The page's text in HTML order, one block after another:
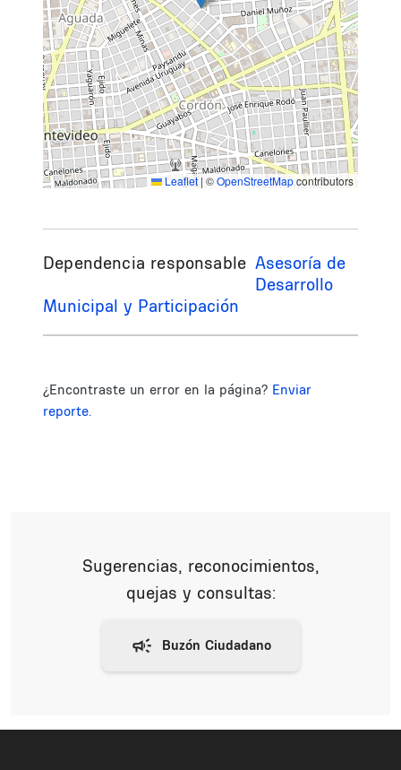
Leaflet | ©OpenStreetMapcontributors
Dependencia responsable Asesoría de
Desarrollo
Municipal y Participación
¿Encontraste un error en la página? Enviar
reporte.
Sugerencias, reconocimientos,
quejas y consultas: